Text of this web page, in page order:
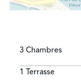
3 Chambres
1 Terrasse